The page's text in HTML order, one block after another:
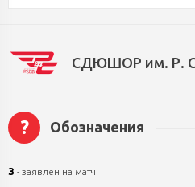
СДЮШОР им. Р.
? Обозначения
З - заявлен на матч